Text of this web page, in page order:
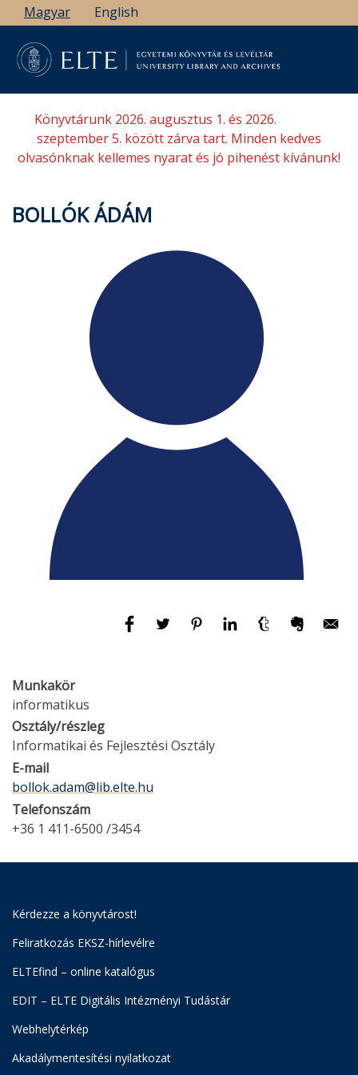
Ugrás
a
tartalomra
Magyar English
Könyvtárunk 2026. augusztus 1. és 2026.
szeptember 5. között zárva tart. Minden kedves
olvasónknak kellemes nyarat és jó pihenést kívánunk!
BOLLÓK ÁDÁM
Munkakör
informatikus
Osztály/részleg
Informatikai és Fejlesztési Osztály
E-mail
bollok.adam@lib.elte.hu
Telefonszám
+36 1 411-6500 /3454
Kérdezze a könyvtárost!
Feliratkozás EKSZ-hírlevélre
ELTEfind – online katalógus
EDIT – ELTE Digitális Intézményi Tudástár
Webhelytérkép
Akadálymentesítési nyilatkozat